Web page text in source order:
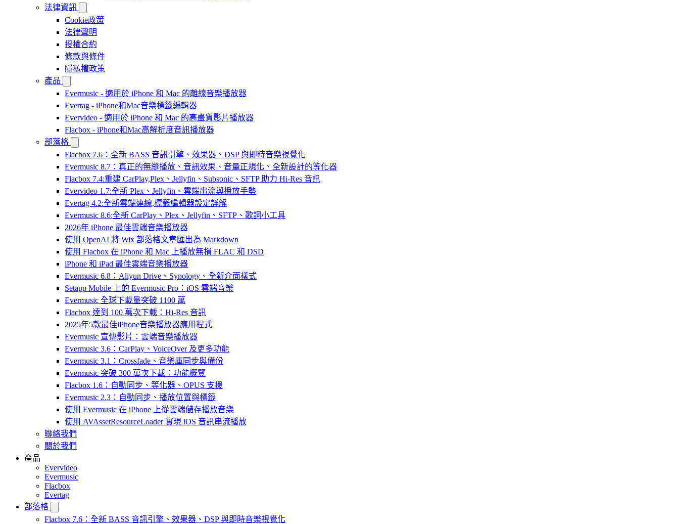
法律資訊
Cookie政策
法律聲明
授權合約
條款與條件
隱私權政策
產品
Evermusic - 適用於 iPhone 和 Mac 的離線音樂播放器
Evertag - iPhone和Mac音樂標籤編輯器
Evervideo - 適用於 iPhone 和 Mac 的高畫質影片播放器
Flacbox - iPhone和Mac高解析度音訊播放器
部落格
Flacbox 7.6：全新 BASS 音訊引擎、效果器、DSP 與即時音樂視覺化
Evermusic 8.7：真正的無縫播放、音訊效果、音量正規化、全新設計的等化器
Flacbox 7.4:重建 CarPlay,Plex、Jellyfin、Subsonic、SFTP 助力 Hi-Res 音訊
Evervideo 1.7:全新 Plex、Jellyfin、雲端串流與播放手勢
Evertag 4.2:全新雲端連線,標籤編輯器設定詳解
Evermusic 8.6:全新 CarPlay、Plex、Jellyfin、SFTP、歌詞小工具
2026年 iPhone 最佳雲端音樂播放器
使用 OpenAI 將 Wix 部落格文章匯出為 Markdown
使用 Flacbox 在 iPhone 和 Mac 上播放無損 FLAC 和 DSD
iPhone 和 iPad 最佳雲端音樂播放器
Evermusic 6.8：Aliyun Drive、Synology、全新介面樣式
Setapp Mobile 上的 Evermusic Pro：iOS 雲端音樂
Evermusic 全球下載量突破 1100 萬
Flacbox 達到 100 萬次下載：Hi-Res 音訊
2025年5款最佳iPhone音樂播放器應用程式
Evermusic 宣傳影片：雲端音樂播放器
Evermusic 3.6：CarPlay、VoiceOver 及更多功能
Evermusic 3.1：Crossfade、音樂庫同步與備份
Evermusic 突破 300 萬次下載：功能概覽
Flacbox 1.6：自動同步、等化器、OPUS 支援
Evermusic 2.3：自動同步、播放位置與標籤
使用 Evermusic 在 iPhone 上從雲端儲存播放音樂
使用 AVAssetResourceLoader 實現 iOS 音訊串流播放
聯絡我們
關於我們
產品
Evervideo
Evermusic
Flacbox
Evertag
部落格
Flacbox 7.6：全新 BASS 音訊引擎、效果器、DSP 與即時音樂視覺化